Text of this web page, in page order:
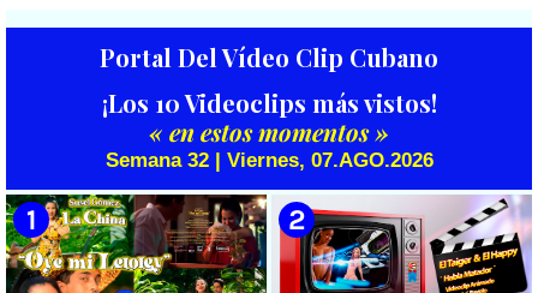
Portal Del Vídeo Clip Cubano
¡Los 10 Videoclips más vistos!
« en estos momentos »
Semana 32 | Viernes, 07.AGO.2026